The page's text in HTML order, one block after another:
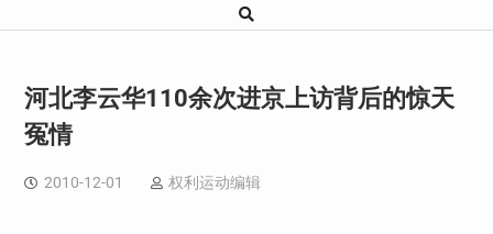
河北李云华110余次进京上访背后的惊天
冤情
2010-12-01 权利运动编辑